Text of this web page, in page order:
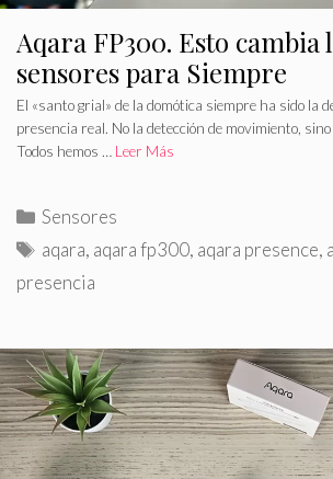
Aqara FP300. Esto cambia
sensores para Siempre
El «santo grial» de la domótica siempre ha sido la
presencia real. No la detección de movimiento,
Todos hemos … Leer Más
C
a
e
o
r
í
a
s
Sensores
E
t
u
e
t
a
s
aqara, aqara fp300, aqara presence,
presencia